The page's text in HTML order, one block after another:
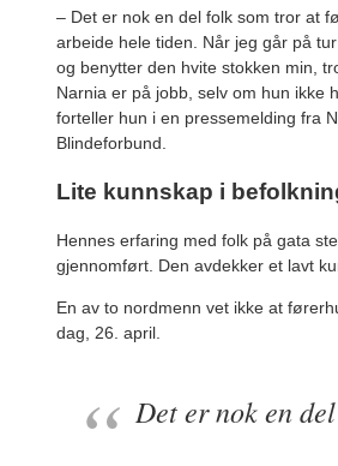
­– Det er nok en del folk som tror at
arbeide hele tiden. Når jeg går på
og benytter den hvite stokken min,
Narnia er på jobb, selv om hun ikke
forteller hun i en pressemelding fra
Blindeforbund.
Lite kunnskap i
Hennes erfaring med folk på gata
gjennomført. Den avdekker et lavt
En av to nordmenn vet ikke at
dag, 26. april.
Det er nok en